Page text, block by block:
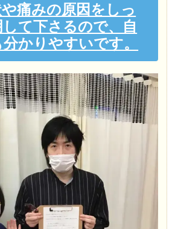
痛みの原因をしっ
て下さるので、自
かりやすいです。